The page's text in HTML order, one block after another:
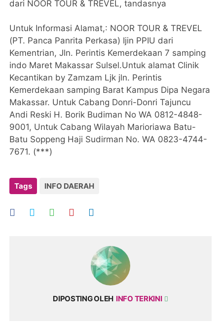
dari NOOR TOUR & TREVEL, tandasnya
Untuk Informasi Alamat,: NOOR TOUR & TREVEL
(PT. Panca Panrita Perkasa) Ijin PPIU dari
Kementrian, Jln. Perintis Kemerdekaan 7 samping
indo Maret Makassar Sulsel.Untuk alamat Clinik
Kecantikan by Zamzam Ljk jln. Perintis
Kemerdekaan samping Barat Kampus Dipa Negara
Makassar. Untuk Cabang Donri-Donri Tajuncu
Andi Reski H. Borik Budiman No WA 0812-4848-
9001, Untuk Cabang Wilayah Marioriawa Batu-
Batu Soppeng Haji Sudirman No. WA 0823-4744-
7671. (***)
Tags INFO DAERAH
DIPOSTING OLEH INFO TERKINI